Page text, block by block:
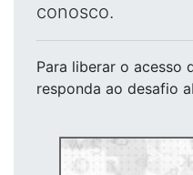
conosco.
Para liberar o acesso
responda ao desafio